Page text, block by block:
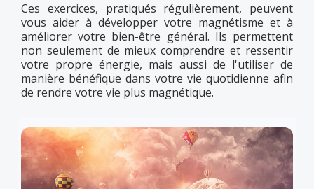
Ces exercices, pratiqués régulièrement, peuvent
vous aider à développer votre magnétisme et à
améliorer votre bien-être général. Ils permettent
non seulement de mieux comprendre et ressentir
votre propre énergie, mais aussi de l'utiliser de
manière bénéfique dans votre vie quotidienne afin
de rendre votre vie plus magnétique.